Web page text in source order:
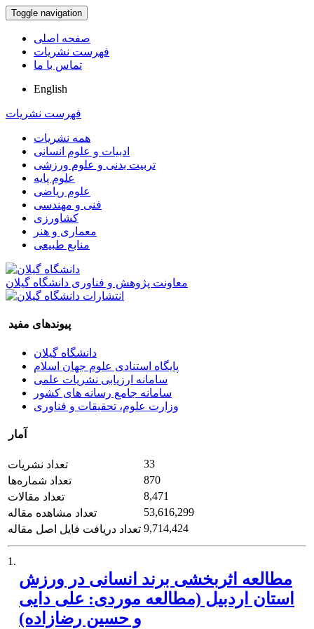
Toggle navigation
صفحه اصلی
فهرست نشریات
تماس با ما
English
فهرست نشریات
همه نشریات
ادبیات و علوم انسانی
تربیت بدنی و علوم ورزشی
علوم پایه
علوم ریاضی
فنی و مهندسی
کشاورزی
معماری و هنر
منابع طبیعی
معاونت پژوهش و فناوری دانشگاه گیلان
پیوندهای مفید
دانشگاه گیلان
پایگاه استنادی علوم جهان اسلام
سامانه ارزیابی نشریات علمی
سامانه جامع رسانه های کشور
وزارت علوم، تحقیقات و فناوری
آمار
تعداد نشریات
33
تعداد شماره‌ها
870
تعداد مقالات
8,471
تعداد مشاهده مقاله
53,616,299
تعداد دریافت فایل اصل مقاله 9,714,424
1.
مطالعه اثربخشی برند انسانی در ورزش
استان اردبیل (مطالعه موردی: علی دایی
و حسین رضازاده)